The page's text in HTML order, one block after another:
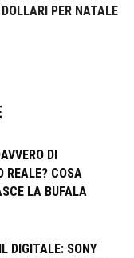
DOLLARI PER NATALE
DI
REALE? COSA
LA BUFALA
DIGITALE: SONY